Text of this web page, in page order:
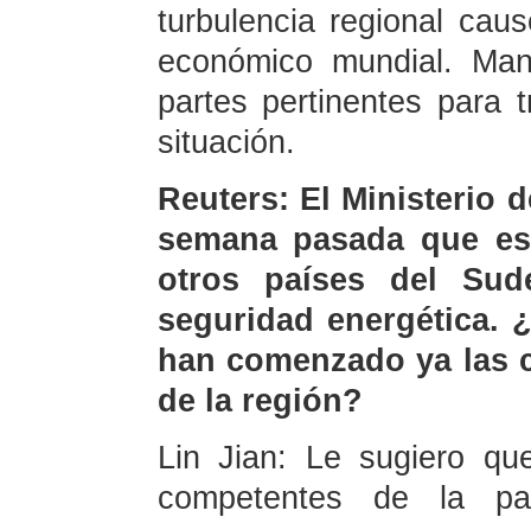
turbulencia regional
económico mundial.
partes pertinentes para
situación.
Reuters: El Ministerio
semana pasada que
otros países del
seguridad energética.
han comenzado ya
de la región?
Lin Jian: Le sugiero
competentes de la